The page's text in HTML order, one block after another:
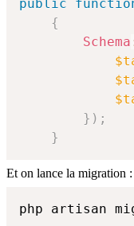
public
{
Schema
} ) ;
}
Et on lance la migration :
php artisan